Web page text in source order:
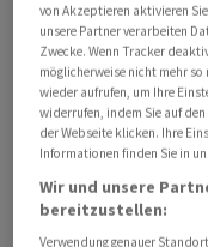
«Mit einem
Euro erreichten die
Deutschland im
neuen Rekord»,
des
Experte schränkte
allein im ersten
von Akzeptieren aktivieren
unsere Partner verarbeiten
Zwecke. Wenn Tracker
möglicherweise nicht mehr
wieder aufrufen, um Ihre
widerrufen, indem Sie auf
der Webseite klicken. Ihre
Informationen finden Sie in
Wir und unsere
bereitzustellen:
Verwendung genauer